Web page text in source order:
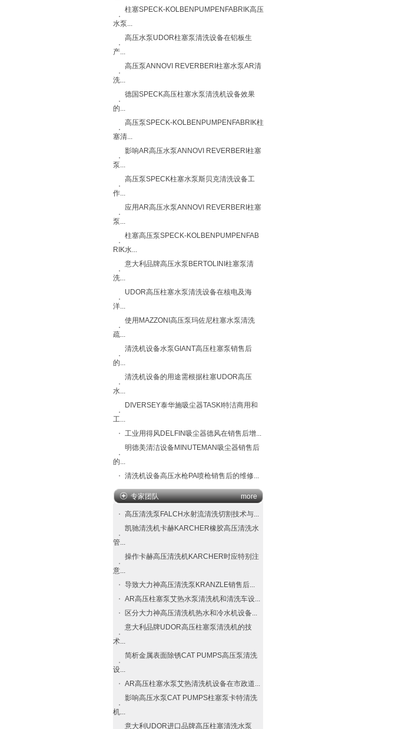
柱塞SPECK-KOLBENPUMPENFABRIK高压
水泵...
高压水泵UDOR柱塞泵清洗设备在铝板生
产...
高压泵ANNOVI REVERBERI柱塞水泵AR清
洗...
德国SPECK高压柱塞水泵清洗机设备效果
的...
高压泵SPECK-KOLBENPUMPENFABRIK柱
塞清...
影响AR高压水泵ANNOVI REVERBERI柱塞
泵...
高压泵SPECK柱塞水泵斯贝克清洗设备工
作...
应用AR高压水泵ANNOVI REVERBERI柱塞
泵...
柱塞高压泵SPECK-KOLBENPUMPENFAB
RIK水...
意大利品牌高压水泵BERTOLINI柱塞泵清
洗...
UDOR高压柱塞水泵清洗设备在核电及海
洋...
使用MAZZONI高压泵玛佐尼柱塞水泵清洗
疏...
清洗机设备水泵GIANT高压柱塞泵销售后
的...
清洗机设备的用途需根据柱塞UDOR高压
水...
DIVERSEY泰华施吸尘器TASKI特洁商用和
工...
工业用得风DELFIN吸尘器德风在销售后增...
明德美清洁设备MINUTEMAN吸尘器销售后
的...
清洗机设备高压水枪PA喷枪销售后的维修...
专家团队 more
高压清洗泵FALCH​水射流清洗切割技术与...
凯驰清洗机卡赫KARCHER橡胶高压清洗水
管...
操作卡赫高压清洗机KARCHER时应特别注
意...
导致大力神高压清洗泵​KRANZLE​销售后...
AR高压柱塞泵艾热水泵清洗机和清洗车设...
区分大力神高压清洗机热水和冷水机设备...
意大利品牌UDOR高压柱塞泵清洗机的技
术...
简析金属表面除锈CAT PUMPS高压泵清洗
设...
AR高压柱塞水泵艾热清洗机设备在市政道...
影响高压水泵CAT PUMPS柱塞泵卡特清洗
机...
意大利UDOR进口品牌高压柱塞清洗水泵